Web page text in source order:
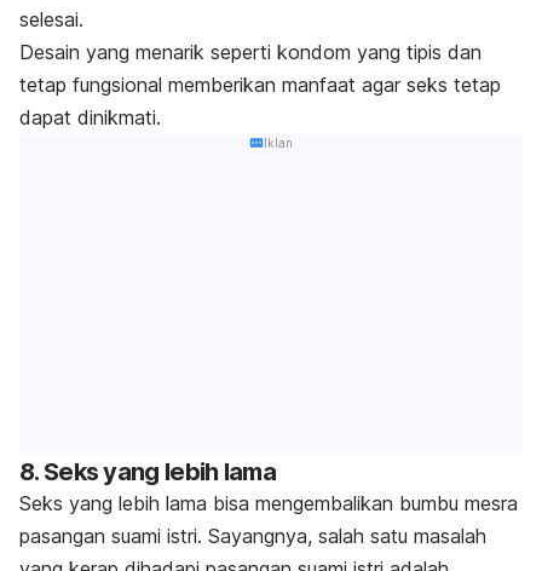
selesai.
Desain yang menarik seperti kondom yang tipis dan
tetap fungsional memberikan manfaat agar seks tetap
dapat dinikmati.
Iklan
8. Seks yang lebih lama
Seks yang lebih lama bisa mengembalikan bumbu mesra
pasangan suami istri. Sayangnya, salah satu masalah